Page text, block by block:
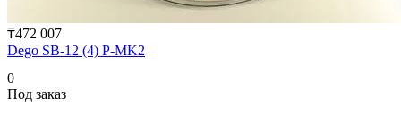
₸472 007
Dego SB-12 (4) P-MK2
0
Под заказ